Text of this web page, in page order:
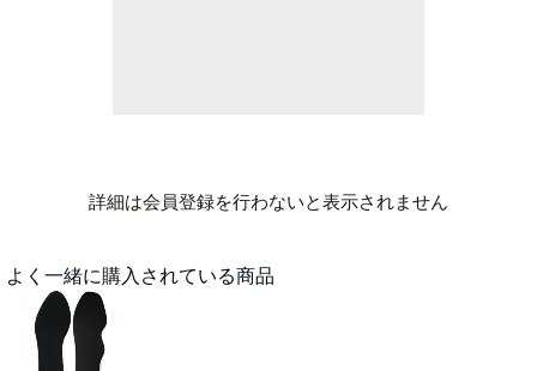
詳細は会員登録を行わないと表示されません
よく一緒に購入されている商品